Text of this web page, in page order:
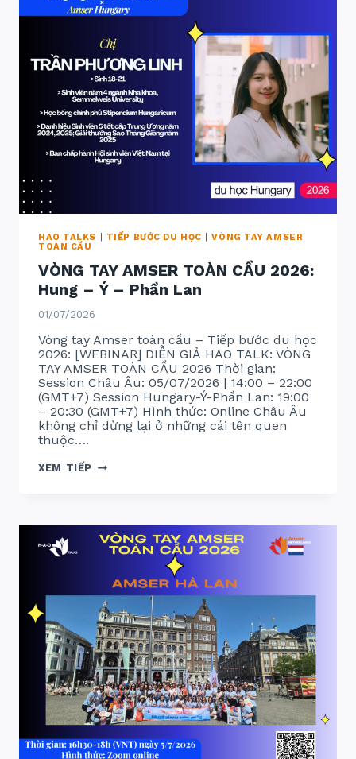
HAO TALKS TIẾP BƯỚC DU HỌC |VÒNG TAY AMSER
TOÀN CẦU
VÒNG TAY AMSER TOÀN CẦU 2026:
Hung – Ý – Phần Lan
01/07/2026
Vòng tay Amser toàn cầu – Tiếp bước du học
2026: [WEBINAR] DIỄN GIẢ HAO TALK: VÒNG
TAY AMSER TOÀN CẦU 2026 Thời gian:
Session Châu Âu: 05/07/2026 | 14:00 – 22:00
(GMT+7) Session Hungary-Ý-Phần Lan: 19:00
– 20:30 (GMT+7) Hình thức: Online Châu Âu
không chỉ dừng lại ở những cái tên quen
thuộc….
XEM TIẾP VÒNG
HUNG
LAN